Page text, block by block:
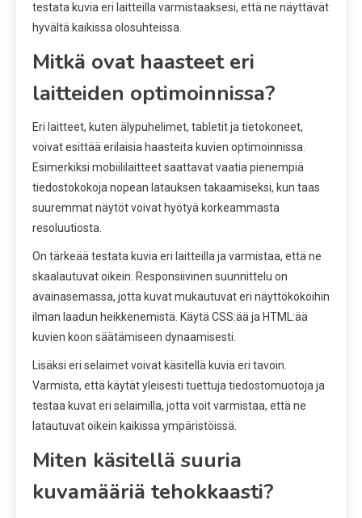
testata kuvia eri laitteilla varmistaaksesi, että ne näyttävät
hyvältä kaikissa olosuhteissa.
Mitkä ovat haasteet eri
laitteiden optimoinnissa?
Eri laitteet, kuten älypuhelimet, tabletit ja tietokoneet,
voivat esittää erilaisia haasteita kuvien optimoinnissa.
Esimerkiksi mobiililaitteet saattavat vaatia pienempiä
tiedostokokoja nopean latauksen takaamiseksi, kun taas
suuremmat näytöt voivat hyötyä korkeammasta
resoluutiosta.
On tärkeää testata kuvia eri laitteilla ja varmistaa, että ne
skaalautuvat oikein. Responsiivinen suunnittelu on
avainasemassa, jotta kuvat mukautuvat eri näyttökokoihin
ilman laadun heikkenemistä. Käytä CSS:ää ja HTML:ää
kuvien koon säätämiseen dynaamisesti.
Lisäksi eri selaimet voivat käsitellä kuvia eri tavoin.
Varmista, että käytät yleisesti tuettuja tiedostomuotoja ja
testaa kuvat eri selaimilla, jotta voit varmistaa, että ne
latautuvat oikein kaikissa ympäristöissä.
Miten käsitellä suuria
kuvamääriä tehokkaasti?